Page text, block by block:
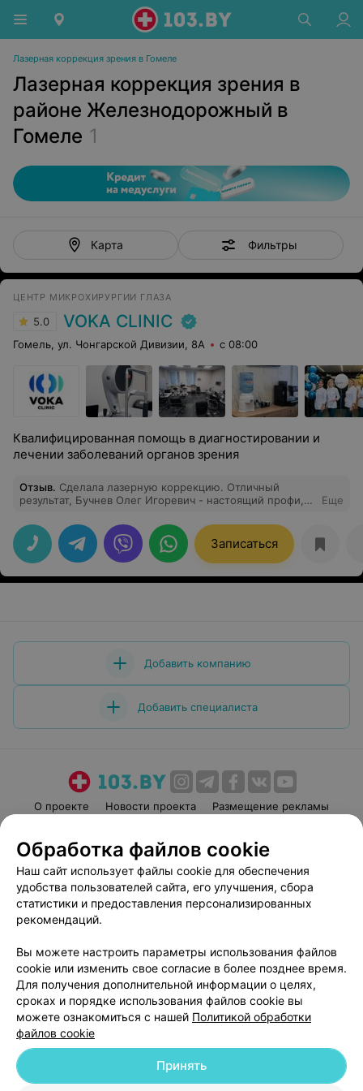
Лазерная коррекция зрения в Гомеле
Лазерная коррекция зрения в
районе Железнодорожный в
Гомеле 1
Карта Фильтры
ЦЕНТР МИКРОХИРУРГИИ ГЛАЗА
5.0 VOKA CLINIC
Гомель, ул. Чонгарской Дивизии, 8А с 08:00
Квалифицированная помощь в диагностировании и
лечении заболеваний органов зрения
Отзыв. Сделала лазерную коррекцию. Отличный
результат, Бучнев Олег Игоревич - настоящий профи,
минут.
Еще
Записаться
Добавить компанию
Добавить специалиста
О проекте Новости проекта
Размещение рекламы
Пользовательское соглашение
Способы оплаты
Вакансии
Партнеры
Написать руководителю 103.by
Обработка персональных данных
© 2026 ООО «Артокс Лаб», УНП 191700409
| 220012, Республика Беларусь,
Обработка файлов cookie
Наш сайт использует файлы cookie для обеспечения
удобства пользователей сайта, его улучшения, сбора
статистики и предоставления персонализированных
рекомендаций.
Вы можете настроить параметры использования файлов
cookie или изменить свое согласие в более позднее время.
Для получения дополнительной информации о целях,
сроках и порядке использования файлов cookie вы
можете ознакомиться с нашей Политикой обработки
файлов cookie
Принять